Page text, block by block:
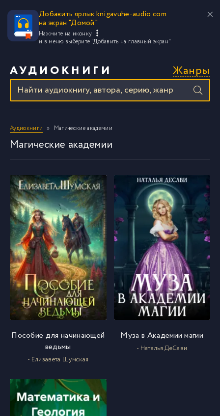
Добавить ярлык knigavuhe-audio.com
на экран "Домой"
Нажмите на иконку
и в меню выберите "Добавить на главный экран"
АУДИОКНИГИ Жанры
Аудиокниги Магические академии
Магические академии
Пособие для начинающей
ведьмы
- Елизавета Шумская
Муза в Академии магии
- Наталья ДеСави